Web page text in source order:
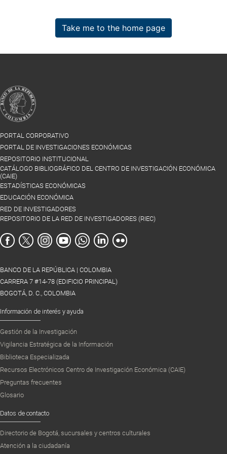
Take me to the home page
PORTAL CORPORATIVO
PORTAL DE INVESTIGACIONES ECONÓMICAS
REPOSITORIO INSTITUCIONAL
CATÁLOGO BIBLIOGRÁFICO DEL CENTRO DE INVESTIGACIÓN ECONÓMICA
(CAIE)
ESTADÍSTICAS ECONÓMICAS
EDUCACIÓN ECONÓMICA
RED DE INVESTIGADORES
REPOSITORIO DE LA RED DE INVESTIGADORES (RIEC)
BANCO DE LA REPÚBLICA | COLOMBIA
CARRERA 7 #14-78 (EDIFICIO PRINCIPAL)
BOGOTÁ, D. C., COLOMBIA
Información de interés y ayuda
Gestión de la Investigación
Vigilancia Estratégica de la Información
Biblioteca Especializada
Recursos Electrónicos Centro de Investigación Económica (CAIE)
Preguntas frecuentes
Glosario
Datos de contacto
Directorio de Bogotá, sucursales y centros culturales
Atención a la ciudadanía